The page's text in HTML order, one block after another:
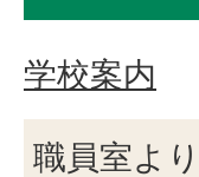
学校案内
職員室よ